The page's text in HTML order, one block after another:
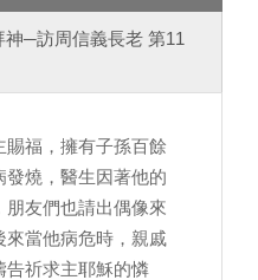
神─訪周信義長老 第11
賜福，擁有子孫百餘
燒，醫生因著他的
友們也請出偶像來
來當他病危時，親戚
告祈求主耶穌的憐